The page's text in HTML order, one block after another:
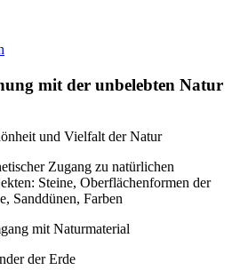
mit der unbelebten Natur
und Vielfalt der Natur
Zugang zu natürlichen
Steine, Oberflächenformen der
Sanddünen, Farben
mit Naturmaterial
der Erde